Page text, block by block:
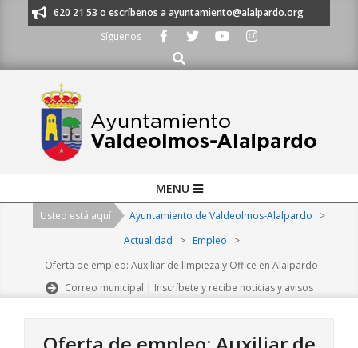
al 91 620 21 53 o escríbenos a ayuntamiento@alalpardo.org
Síguenos
Buscar
Navigation
MENU
Usted está aquí Ayuntamiento de Valdeolmos-Alalpardo
>
Actualidad
> Empleo
>
Oferta de empleo: Auxiliar de limpieza y Office en Alalpardo
Correo municipal | Inscríbete y recibe noticias y avisos